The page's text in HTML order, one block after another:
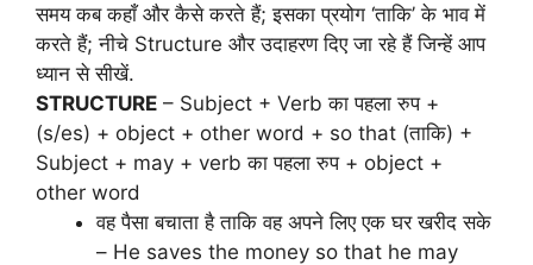
समय कब कहाँ और कैसे करते हैं; इसका प्रयोग ‘ताकि’ के भाव में
करते हैं; नीचे Structure और उदाहरण दिए जा रहे हैं जिन्हें आप
ध्यान से सीखें.
STRUCTURE – Subject + Verb का पहला रुप +
(s/es) + object + other word + so that (ताकि) +
Subject + may + verb का पहला रुप + object +
other word
वह पैसा बचाता है ताकि वह अपने लिए एक घर खरीद सके
– He saves the money so that he may